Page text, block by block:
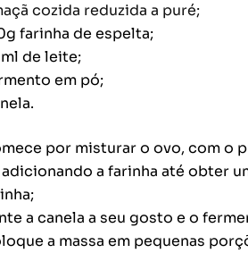
cozida reduzida a puré;
farinha de espelta;
de leite;
em pó;
por misturar o ovo, com o
adicionando a farinha até obter
a canela a seu gosto e o
a massa em pequenas